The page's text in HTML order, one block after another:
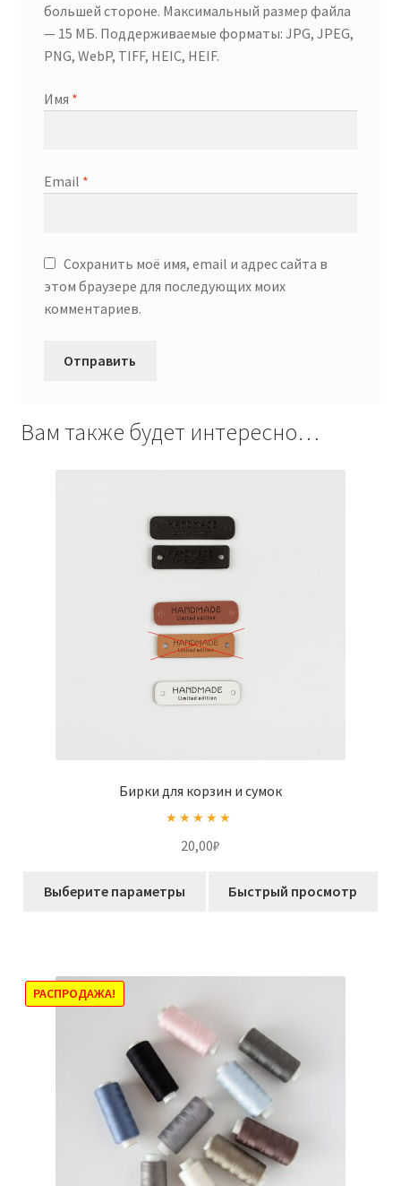
большей стороне. Максимальный размер файла
— 15 МБ. Поддерживаемые форматы: JPG, JPEG,
PNG, WebP, TIFF, HEIC, HEIF.
Имя *
Email *
Сохранить моё имя, email и адрес сайта в
этом браузере для последующих моих
комментариев.
Вам также будет интересно…
Бирки для корзин и сумок
из 5
20,00₽
Выберите параметры
выбрать
странице
товара.
Быстрый просмотр
РАСПРОДАЖА!